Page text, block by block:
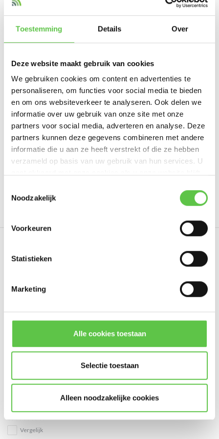
Toestemming Details Over
Deze website maakt gebruik van cookies
We gebruiken cookies om content en advertenties te
personaliseren, om functies voor social media te bieden
en om ons websiteverkeer te analyseren. Ook delen we
informatie over uw gebruik van onze site met onze
partners voor social media, adverteren en analyse. Deze
partners kunnen deze gegevens combineren met andere
informatie die u aan ze heeft verstrekt of die ze hebben
verzameld op basis van uw gebruik van hun services. U
Noodzakelijk
Voorkeuren
Statistieken
Marketing
Alle cookies toestaan
Selectie toestaan
Alleen noodzakelijke cookies
Vergelijk Delen
Reviews
Based on 0 reviews
Er zijn nog geen reviews geschreven over dit product..
Tags
10 Year LIC-
Cisco Meraki MX68 Advanced
Vergelijk
Abonneer
* Lees hier de wettelijke beperkingen